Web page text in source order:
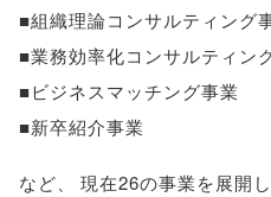
■組織理論コンサルティング
■業務効率化コンサルティン
■ビジネスマッチング事業
■新卒紹介事業
など 現在26の事業を展開